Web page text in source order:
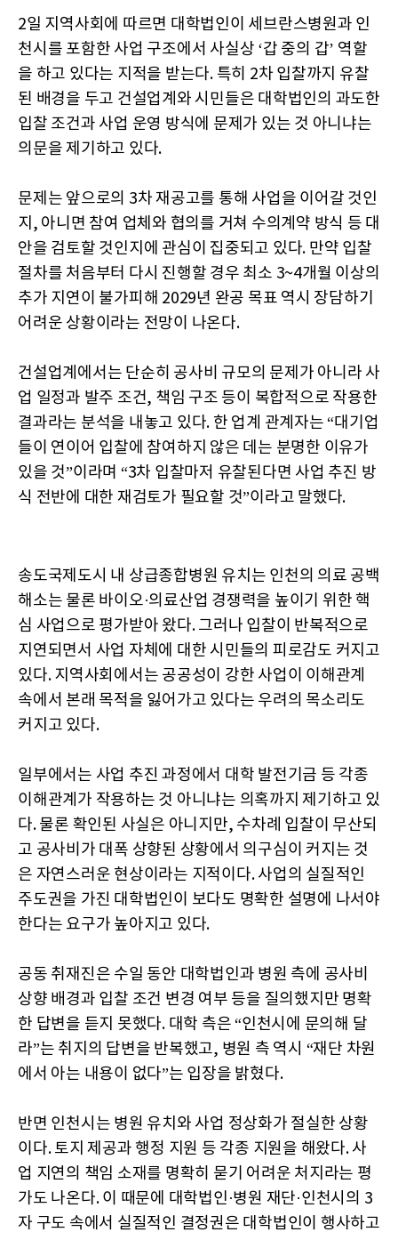
2일 지역사회에 따르면 대학법인이 세브란스병원과 인
천시를 포함한 사업 구조에서 사실상 ‘갑 중의 갑’ 역할
을 하고 있다는 지적을 받는다. 특히 2차 입찰까지 유찰
된 배경을 두고 건설업계와 시민들은 대학법인의 과도한
입찰 조건과 사업 운영 방식에 문제가 있는 것 아니냐는
의문을 제기하고 있다.
문제는 앞으로의 3차 재공고를 통해 사업을 이어갈 것인
지, 아니면 참여 업체와 협의를 거쳐 수의계약 방식 등 대
안을 검토할 것인지에 관심이 집중되고 있다. 만약 입찰
절차를 처음부터 다시 진행할 경우 최소 3~4개월 이상의
추가 지연이 불가피해 2029년 완공 목표 역시 장담하기
어려운 상황이라는 전망이 나온다.
건설업계에서는 단순히 공사비 규모의 문제가 아니라 사
업 일정과 발주 조건, 책임 구조 등이 복합적으로 작용한
결과라는 분석을 내놓고 있다. 한 업계 관계자는 “대기업
들이 연이어 입찰에 참여하지 않은 데는 분명한 이유가
있을 것”이라며 “3차 입찰마저 유찰된다면 사업 추진 방
식 전반에 대한 재검토가 필요할 것”이라고 말했다.
송도국제도시 내 상급종합병원 유치는 인천의 의료 공백
해소는 물론 바이오·의료산업 경쟁력을 높이기 위한 핵
심 사업으로 평가받아 왔다. 그러나 입찰이 반복적으로
지연되면서 사업 자체에 대한 시민들의 피로감도 커지고
있다. 지역사회에서는 공공성이 강한 사업이 이해관계
속에서 본래 목적을 잃어가고 있다는 우려의 목소리도
커지고 있다.
일부에서는 사업 추진 과정에서 대학 발전기금 등 각종
이해관계가 작용하는 것 아니냐는 의혹까지 제기하고 있
다. 물론 확인된 사실은 아니지만, 수차례 입찰이 무산되
고 공사비가 대폭 상향된 상황에서 의구심이 커지는 것
은 자연스러운 현상이라는 지적이다. 사업의 실질적인
주도권을 가진 대학법인이 보다도 명확한 설명에 나서야
한다는 요구가 높아지고 있다.
공동 취재진은 수일 동안 대학법인과 병원 측에 공사비
상향 배경과 입찰 조건 변경 여부 등을 질의했지만 명확
한 답변을 듣지 못했다. 대학 측은 “인천시에 문의해 달
라”는 취지의 답변을 반복했고, 병원 측 역시 “재단 차원
에서 아는 내용이 없다”는 입장을 밝혔다.
반면 인천시는 병원 유치와 사업 정상화가 절실한 상황
이다. 토지 제공과 행정 지원 등 각종 지원을 해왔다. 사
업 지연의 책임 소재를 명확히 묻기 어려운 처지라는 평
가도 나온다. 이 때문에 대학법인·병원 재단·인천시의 3
자 구도 속에서 실질적인 결정권은 대학법인이 행사하고